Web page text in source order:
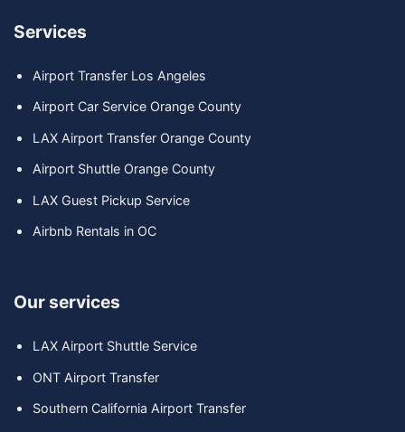
Services
Airport Transfer Los Angeles
Airport Car Service Orange County
LAX Airport Transfer Orange County
Airport Shuttle Orange County
LAX Guest Pickup Service
Airbnb Rentals in OC
Our services
LAX Airport Shuttle Service
ONT Airport Transfer
Southern California Airport Transfer